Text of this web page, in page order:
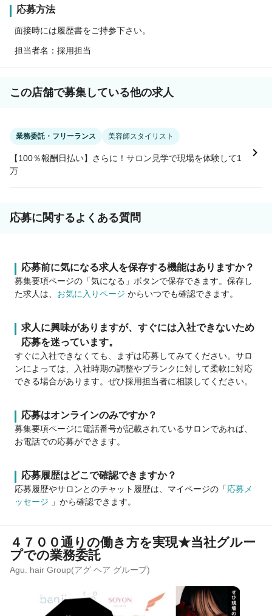
応募方法
面接時には履歴書をご持参下さい。
担当者名：採用担当
この店舗で募集している他の求人
業務委託・フリーランス 美容師スタイリスト
【100％報酬日払い】さらに！サロン見学で現場を体験して1
万
応募に関するよくある質問
応募前に気になる求人を保存する機能はありますか？
募集要項ページの「気になる」ボタンで保存できます。保存し
た求人は、 お気に入りページ からいつでも確認できます。
求人に興味がありますが、すぐには入社できないため
応募を迷っています。
すぐに入社できなくても、まずは応募してみてください。サロ
ンによっては、入社時期の調整やブランクに対して柔軟に対応
できる場合があります。ぜひ採用担当者に相談してください。
応募はオンラインのみですか？
募集要項ページに電話番号が記載されているサロンであれば、
お電話での応募ができます。
応募履歴はどこで確認できますか？
応募履歴やサロンとのチャット履歴は、マイページの「応募メ
ッセージ
」から確認できます。
４７００通りの働き方を実現★当社グルー
プでの業務委託
Agu. hair Group(アグ ヘア グループ)